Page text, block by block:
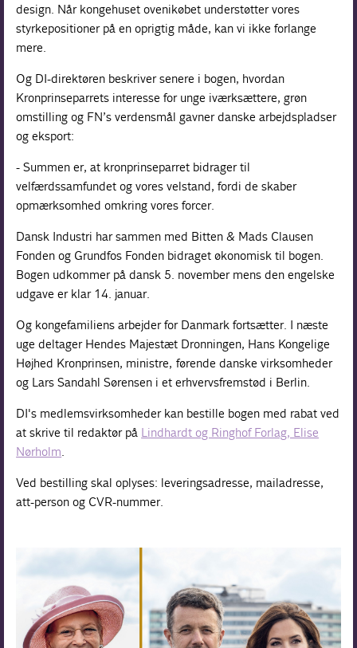
design. Når kongehuset ovenikøbet understøtter vores
styrkepositioner på en oprigtig måde, kan vi ikke forlange
mere.
Og DI-direktøren beskriver senere i bogen, hvordan
Kronprinseparrets interesse for unge iværksættere, grøn
omstilling og FN’s verdensmål gavner danske arbejdspladser
og eksport:
- Summen er, at kronprinseparret bidrager til
velfærdssamfundet og vores velstand, fordi de skaber
opmærksomhed omkring vores forcer.
Dansk Industri har sammen med Bitten & Mads Clausen
Fonden og Grundfos Fonden bidraget økonomisk til bogen.
Bogen udkommer på dansk 5. november mens den engelske
udgave er klar 14. januar.
Og kongefamiliens arbejder for Danmark fortsætter. I næste
uge deltager Hendes Majestæt Dronningen, Hans Kongelige
Højhed Kronprinsen, ministre, førende danske virksomheder
og Lars Sandahl Sørensen i et erhvervsfremstød i Berlin.
DI's medlemsvirksomheder kan bestille bogen med rabat ved
at skrive til redaktør på Lindhardt og Ringhof Forlag, Elise
Nørholm
Ved bestilling skal oplyses: leveringsadresse, mailadresse,
att-person og CVR-nummer.